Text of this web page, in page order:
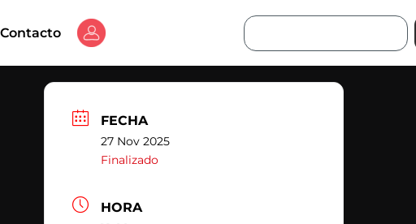
Contacto
Buscar
FECHA
27 Nov 2025
Finalizado
HORA